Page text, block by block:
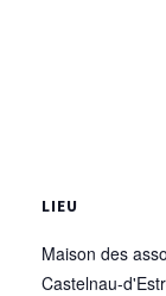
LIEU
Maison des
Castelnau-